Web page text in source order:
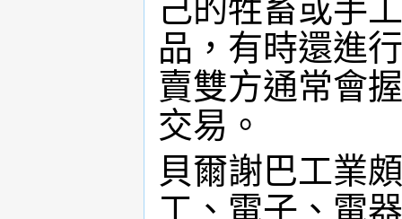
己的牲畜或手
品，有時還進
賣雙方通常會
交易。
貝爾謝巴工業
工、電子、電